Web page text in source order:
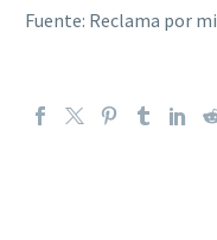
Fuente: Reclama por mi